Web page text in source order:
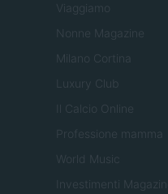
Viaggiamo
Nonne Magazine
Milano Cortina
Luxury Club
Il Calcio Online
Professione mamma
World Music
Investimenti Magazine